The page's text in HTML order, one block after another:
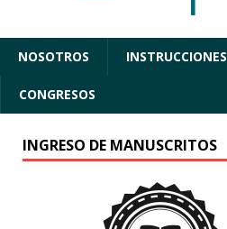
NOSOTROS INSTRUCCIONES
CONGRESOS
INGRESO DE MANUSCRITOS